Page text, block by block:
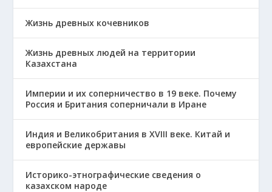
Жизнь древных кочевников
Жизнь древных людей на территории
Казахстана
Империи и их соперничество в 19 веке. Почему
Россия и Британия соперничали в Иране
Индия и Великобритания в XVIII веке. Китай и
европейские державы
Историко-этнографические сведения о
казахском народе